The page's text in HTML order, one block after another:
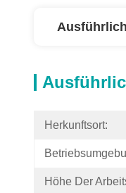
Herkunftsort:
Höhe Der